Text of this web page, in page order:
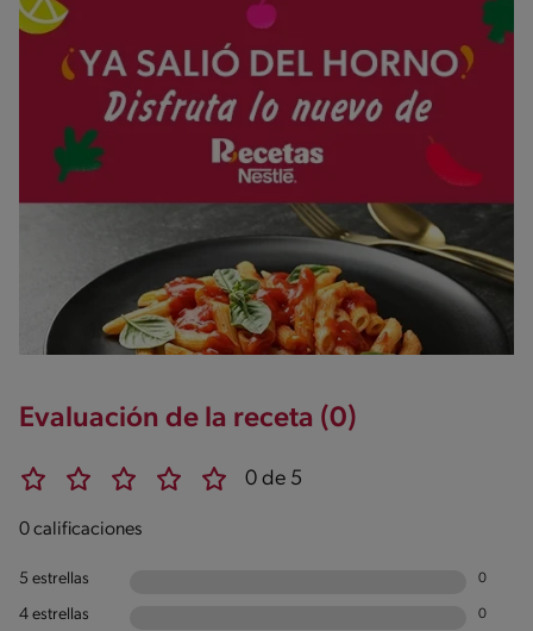
Evaluación de la receta (0)
0 de 5
0 calificaciones
5 estrellas 0
4 estrellas 0